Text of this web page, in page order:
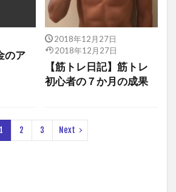
のア
2018年12月27日
2018年12月27日
【筋トレ日記】筋トレ
初心者の７か月の成果
1 2 3 Next